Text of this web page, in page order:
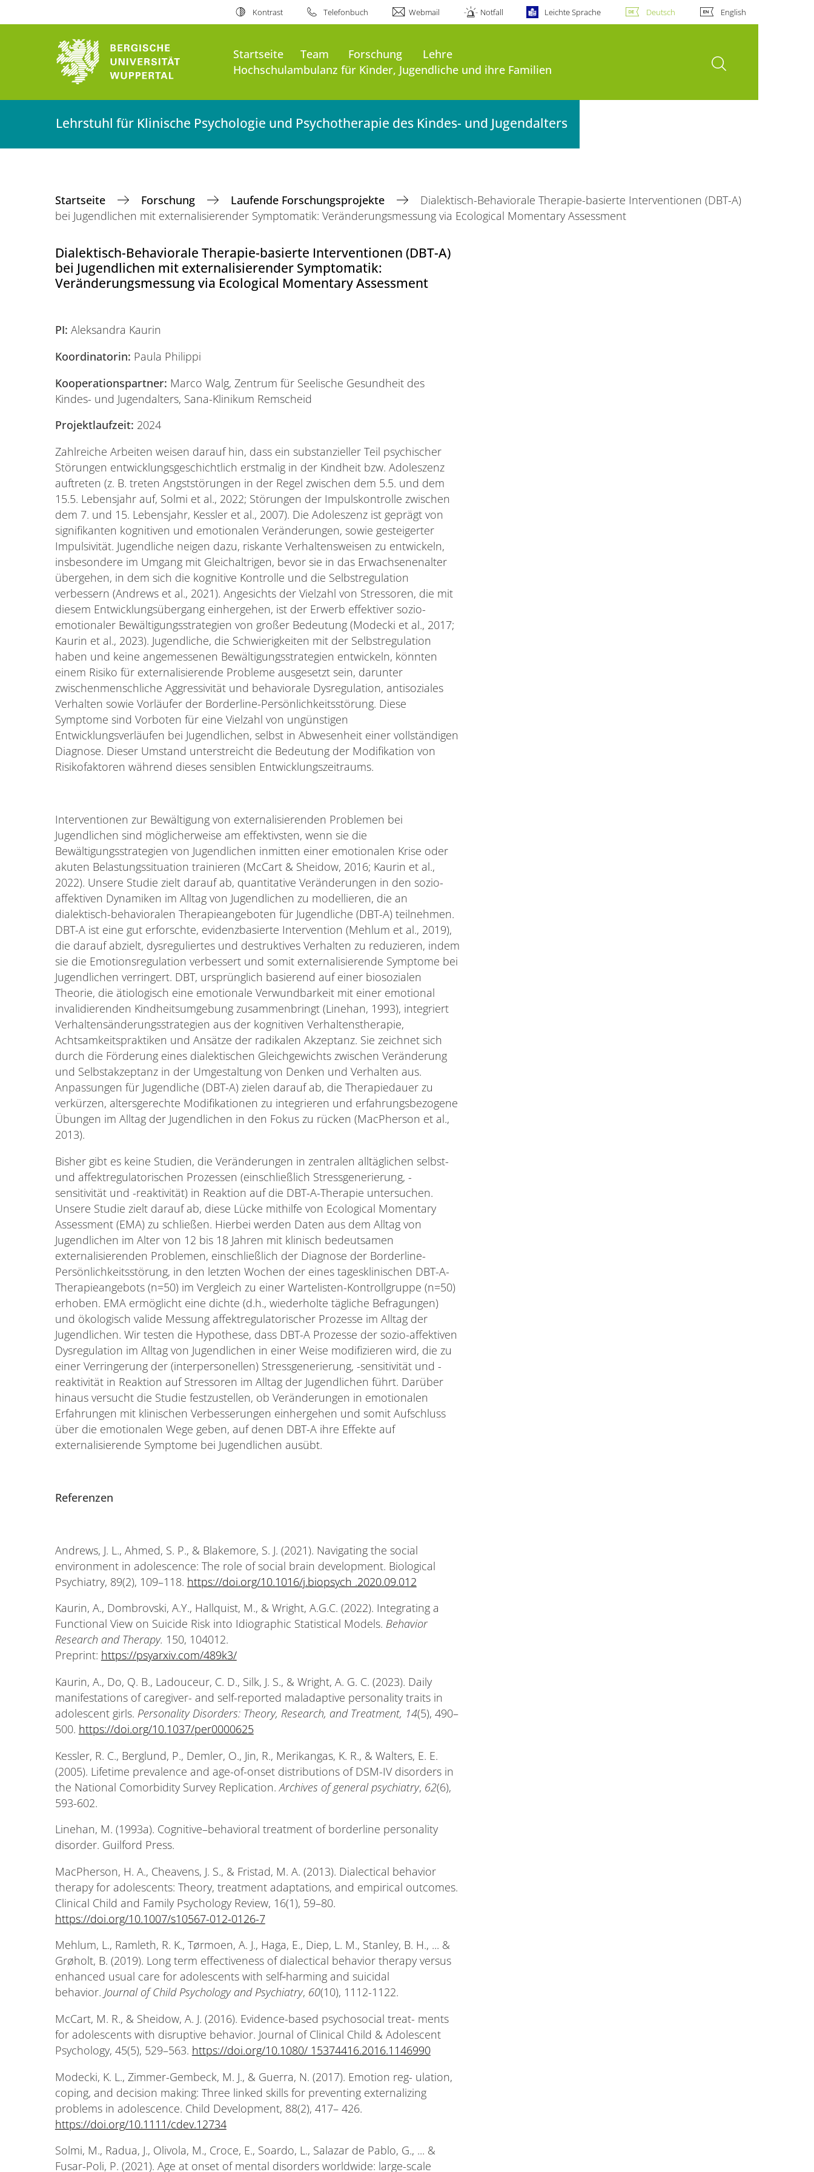
Kontrast Telefonbuch Webmail Notfall Leichte Sprache Deutsch English
Startseite Team Forschung
Lehre
Hochschulambulanz für Kinder, Jugendliche und ihre Familien
Suche öffnen
Lehrstuhl für Klinische Psychologie und Psychotherapie des Kindes- und Jugendalters
Startseite Forschung Laufende Forschungsprojekte
Dialektisch-Behaviorale Therapie-basierte Interventionen (DBT-A)
bei Jugendlichen mit externalisierender Symptomatik: Veränderungsmessung via Ecological Momentary Assessment
Dialektisch-Behaviorale Therapie-basierte Interventionen (DBT-A)
bei Jugendlichen mit externalisierender Symptomatik:
Veränderungsmessung via Ecological Momentary Assessment
PI: Aleksandra Kaurin
Koordinatorin: Paula Philippi
Kooperationspartner: Marco Walg, Zentrum für Seelische Gesundheit des
Kindes- und Jugendalters, Sana-Klinikum Remscheid
Projektlaufzeit: 2024
Zahlreiche Arbeiten weisen darauf hin, dass ein substanzieller Teil psychischer
Störungen entwicklungsgeschichtlich erstmalig in der Kindheit bzw. Adoleszenz
auftreten (z. B. treten Angststörungen in der Regel zwischen dem 5.5. und dem
15.5. Lebensjahr auf, Solmi et al., 2022; Störungen der Impulskontrolle zwischen
dem 7. und 15. Lebensjahr, Kessler et al., 2007). Die Adoleszenz ist geprägt von
signifikanten kognitiven und emotionalen Veränderungen, sowie gesteigerter
Impulsivität. Jugendliche neigen dazu, riskante Verhaltensweisen zu entwickeln,
insbesondere im Umgang mit Gleichaltrigen, bevor sie in das Erwachsenenalter
übergehen, in dem sich die kognitive Kontrolle und die Selbstregulation
verbessern (Andrews et al., 2021). Angesichts der Vielzahl von Stressoren, die mit
diesem Entwicklungsübergang einhergehen, ist der Erwerb effektiver sozio-
emotionaler Bewältigungsstrategien von großer Bedeutung (Modecki et al., 2017;
Kaurin et al., 2023). Jugendliche, die Schwierigkeiten mit der Selbstregulation
haben und keine angemessenen Bewältigungsstrategien entwickeln, könnten
einem Risiko für externalisierende Probleme ausgesetzt sein, darunter
zwischenmenschliche Aggressivität und behaviorale Dysregulation, antisoziales
Verhalten sowie Vorläufer der Borderline-Persönlichkeitsstörung. Diese
Symptome sind Vorboten für eine Vielzahl von ungünstigen
Entwicklungsverläufen bei Jugendlichen, selbst in Abwesenheit einer vollständigen
Diagnose. Dieser Umstand unterstreicht die Bedeutung der Modifikation von
Risikofaktoren während dieses sensiblen Entwicklungszeitraums.
Interventionen zur Bewältigung von externalisierenden Problemen bei
Jugendlichen sind möglicherweise am effektivsten, wenn sie die
Bewältigungsstrategien von Jugendlichen inmitten einer emotionalen Krise oder
akuten Belastungssituation trainieren (McCart & Sheidow, 2016; Kaurin et al.,
2022). Unsere Studie zielt darauf ab, quantitative Veränderungen in den sozio-
affektiven Dynamiken im Alltag von Jugendlichen zu modellieren, die an
dialektisch-behavioralen Therapieangeboten für Jugendliche (DBT-A) teilnehmen.
DBT-A ist eine gut erforschte, evidenzbasierte Intervention (Mehlum et al., 2019),
die darauf abzielt, dysreguliertes und destruktives Verhalten zu reduzieren, indem
sie die Emotionsregulation verbessert und somit externalisierende Symptome bei
Jugendlichen verringert. DBT, ursprünglich basierend auf einer biosozialen
Theorie, die ätiologisch eine emotionale Verwundbarkeit mit einer emotional
invalidierenden Kindheitsumgebung zusammenbringt (Linehan, 1993), integriert
Verhaltensänderungsstrategien aus der kognitiven Verhaltenstherapie,
Achtsamkeitspraktiken und Ansätze der radikalen Akzeptanz. Sie zeichnet sich
durch die Förderung eines dialektischen Gleichgewichts zwischen Veränderung
und Selbstakzeptanz in der Umgestaltung von Denken und Verhalten aus.
Anpassungen für Jugendliche (DBT-A) zielen darauf ab, die Therapiedauer zu
verkürzen, altersgerechte Modifikationen zu integrieren und erfahrungsbezogene
Übungen im Alltag der Jugendlichen in den Fokus zu rücken (MacPherson et al.,
2013).
Bisher gibt es keine Studien, die Veränderungen in zentralen alltäglichen selbst-
und affektregulatorischen Prozessen (einschließlich Stressgenerierung, -
sensitivität und -reaktivität) in Reaktion auf die DBT-A-Therapie untersuchen.
Unsere Studie zielt darauf ab, diese Lücke mithilfe von Ecological Momentary
Assessment (EMA) zu schließen. Hierbei werden Daten aus dem Alltag von
Jugendlichen im Alter von 12 bis 18 Jahren mit klinisch bedeutsamen
externalisierenden Problemen, einschließlich der Diagnose der Borderline-
Persönlichkeitsstörung, in den letzten Wochen der eines tagesklinischen DBT-A-
Therapieangebots (n=50) im Vergleich zu einer Wartelisten-Kontrollgruppe (n=50)
erhoben. EMA ermöglicht eine dichte (d.h., wiederholte tägliche Befragungen)
und ökologisch valide Messung affektregulatorischer Prozesse im Alltag der
Jugendlichen. Wir testen die Hypothese, dass DBT-A Prozesse der sozio-affektiven
Dysregulation im Alltag von Jugendlichen in einer Weise modifizieren wird, die zu
einer Verringerung der (interpersonellen) Stressgenerierung, -sensitivität und -
reaktivität in Reaktion auf Stressoren im Alltag der Jugendlichen führt. Darüber
hinaus versucht die Studie festzustellen, ob Veränderungen in emotionalen
Erfahrungen mit klinischen Verbesserungen einhergehen und somit Aufschluss
über die emotionalen Wege geben, auf denen DBT-A ihre Effekte auf
externalisierende Symptome bei Jugendlichen ausübt.
Referenzen
Andrews, J. L., Ahmed, S. P., & Blakemore, S. J. (2021). Navigating the social
environment in adolescence: The role of social brain development. Biological
Psychiatry, 89(2), 109–118. https://doi.org/10.1016/j.biopsych .2020.09.012
Kaurin, A., Dombrovski, A.Y., Hallquist, M., & Wright, A.G.C. (2022). Integrating a
Functional View on Suicide Risk into Idiographic Statistical Models. Behavior
Research and Therapy. 150, 104012.
Preprint: https://psyarxiv.com/489k3/
Kaurin, A., Do, Q. B., Ladouceur, C. D., Silk, J. S., & Wright, A. G. C. (2023). Daily
manifestations of caregiver- and self-reported maladaptive personality traits in
adolescent girls. Personality Disorders: Theory, Research, and Treatment, 14(5), 490–
500. https://doi.org/10.1037/per0000625
Kessler, R. C., Berglund, P., Demler, O., Jin, R., Merikangas, K. R., & Walters, E. E.
(2005). Lifetime prevalence and age-of-onset distributions of DSM-IV disorders in
the National Comorbidity Survey Replication.Archives of general psychiatry, 62(6),
593-602.
Linehan, M. (1993a). Cognitive–behavioral treatment of borderline personality
disorder. Guilford Press.
MacPherson, H. A., Cheavens, J. S., & Fristad, M. A. (2013). Dialectical behavior
therapy for adolescents: Theory, treatment adaptations, and empirical outcomes.
Clinical Child and Family Psychology Review, 16(1), 59–80.
https://doi.org/10.1007/s10567-012-0126-7
Mehlum, L., Ramleth, R. K., Tørmoen, A. J., Haga, E., Diep, L. M., Stanley, B. H., ... &
Grøholt, B. (2019). Long term effectiveness of dialectical behavior therapy versus
enhanced usual care for adolescents with self‐harming and suicidal
behavior. Journal of Child Psychology and Psychiatry, 60(10), 1112-1122.
McCart, M. R., & Sheidow, A. J. (2016). Evidence-based psychosocial treat- ments
for adolescents with disruptive behavior. Journal of Clinical Child & Adolescent
Psychology, 45(5), 529–563. https://doi.org/10.1080/ 15374416.2016.1146990
Modecki, K. L., Zimmer-Gembeck, M. J., & Guerra, N. (2017). Emotion reg- ulation,
coping, and decision making: Three linked skills for preventing externalizing
problems in adolescence. Child Development, 88(2), 417– 426.
https://doi.org/10.1111/cdev.12734
Solmi, M., Radua, J., Olivola, M., Croce, E., Soardo, L., Salazar de Pablo, G., ... &
Fusar-Poli, P. (2021). Age at onset of mental disorders worldwide: large-scale